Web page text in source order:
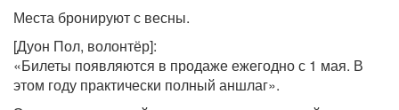
Места бронируют с весны.
[Дуон Пол, волонтёр]:
«Билеты появляются в продаже ежегодно с 1 мая. В
этом году практически полный аншлаг».